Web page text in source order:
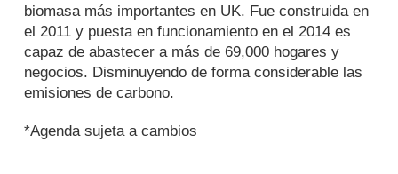
biomasa más importantes en UK. Fue construida en
el 2011 y puesta en funcionamiento en el 2014 es
capaz de abastecer a más de 69,000 hogares y
negocios. Disminuyendo de forma considerable las
emisiones de carbono.
*Agenda sujeta a cambios